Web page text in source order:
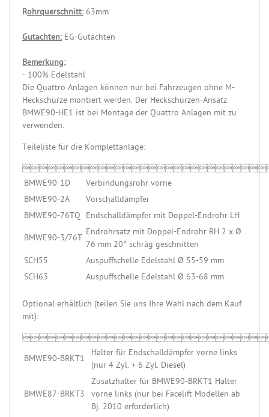
Rohrquerschnitt:63mm
Gutachten:EG-Gutachten
Bemerkung:
- 100% Edelstahl
Die Quattro Anlagen können nur bei Fahrzeugen ohne M-
Heckschürze montiert werden. Der Heckschürzen-Ansatz
BMWE90-HE1 ist bei Montage der Quattro Anlagen mit zu
verwenden.
Teileliste für die Komplettanlage:
BMWE90-1D
Verbindungsrohr vorne
BMWE90-2A
Vorschalldämpfer
BMWE90-76TQ Endschalldämpfer mit Doppel-Endrohr LH
BMWE90-3/76T
Endrohrsatz mit Doppel-Endrohr RH 2 x Ø
76 mm 20° schräg geschnitten
SCH55
Auspuffschelle Edelstahl Ø 55-59 mm
SCH63
Auspuffschelle Edelstahl Ø 63-68 mm
Optional erhältlich (teilen Sie uns Ihre Wahl nach dem Kauf
mit):
BMWE90-BRKT1
Halter für Endschalldämpfer vorne links
(nur 4 Zyl. + 6 Zyl. Diesel)
BMWE87-BRKT3
Zusatzhalter für BMWE90-BRKT1 Halter
vorne links (nur bei Facelift Modellen ab
Bj. 2010 erforderlich)